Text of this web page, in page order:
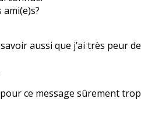
aussi que j’ai très peur
ce message sûrement